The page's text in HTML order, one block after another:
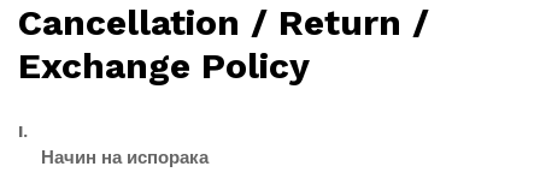
Cancellation / Return /
Exchange Policy
I.
Начин на испорака